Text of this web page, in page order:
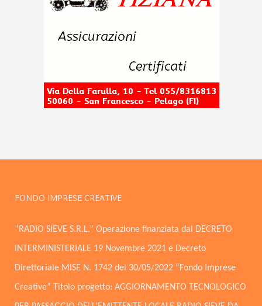
FONDO IMPRESE CREATIVE
“RADIO SIEVE S.R.L.” Operazione finanziata dal DECRETO
INTERMINISTERIALE 19 Novembre 2021 e Decreto
Direttoriale MISE N. 1742 del 30/05/2022 “Fondo Imprese
Creative” Titolo progetto: AGGIORNAMENTO TECNOLOGICO